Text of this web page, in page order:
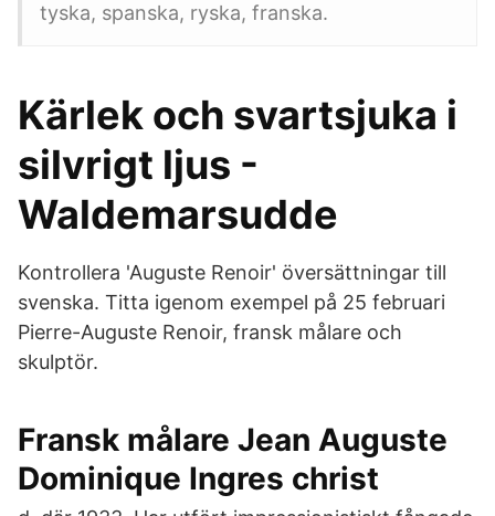
tyska, spanska, ryska, franska.
Kärlek och svartsjuka i
silvrigt ljus -
Waldemarsudde
Kontrollera 'Auguste Renoir' översättningar till
svenska. Titta igenom exempel på 25 februari
Pierre-Auguste Renoir, fransk målare och
skulptör.
Fransk målare Jean Auguste
Dominique Ingres christ